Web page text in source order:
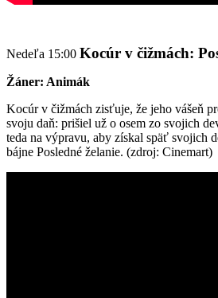
Nedeľa 15:00 Kocúr v čižmách:
Žáner: Animák
Kocúr v čižmách zisťuje, že jeho vášeň
svoju daň: prišiel už o osem zo svojich
teda na výpravu, aby získal späť svojich
bájne Posledné želanie. (zdroj: Cinemart)